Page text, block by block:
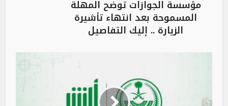
مؤسسة الجوازات توضح المهلة
المسموحة بعد انتهاء تأشيرة
الزيارة .. إليك التفاصيل